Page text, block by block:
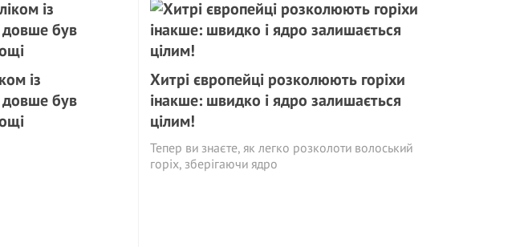
із
довше був
Хитрі європейці розколюють горіхи
інакше: швидко і ядро залишається
цілим!
Тепер ви знаєте, як легко розколоти волоський
горіх, зберігаючи ядро